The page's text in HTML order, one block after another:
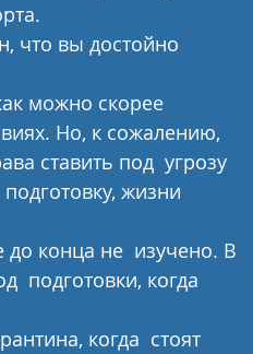
что вы достойно
можно скорее
Но, к сожалению,
ставить под  угрозу
жизни
до конца не  изучено. В
подготовки, когда
когда  стоят